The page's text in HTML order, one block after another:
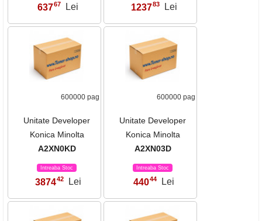
63767 Lei 1237,83 Lei
600000 pag
Unitate Developer
Konica Minolta
A2XN0KD
Intreaba Stoc
387442 Lei
600000 pag
Unitate Developer
Konica Minolta
A2XN03D
Intreaba Stoc
44044 Lei